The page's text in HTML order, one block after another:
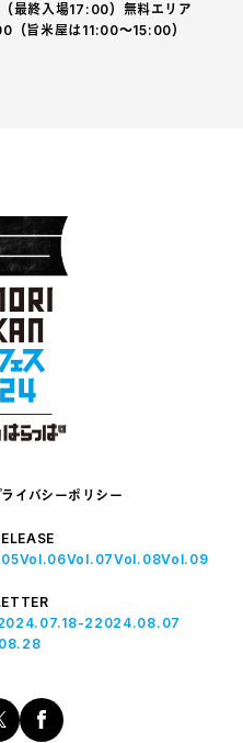
最終入場17:00）無料エリア
（旨米屋は11:00〜15:00）
ライバシーポリシー
Vol.06Vol.07Vol.08Vol.09
22024.08.07